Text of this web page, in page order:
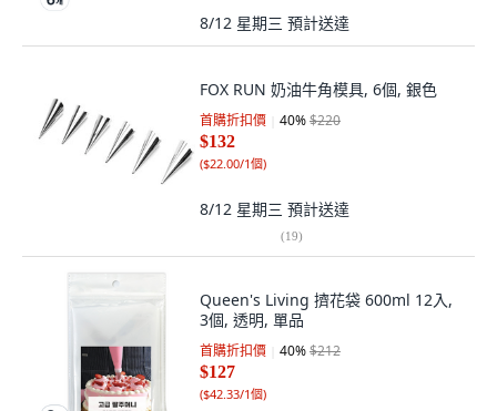
8/12 星期三 預計送達
FOX RUN 奶油牛角模具, 6個, 銀色
首購折扣價 40%$220
$132
($22.00/1個)
8/12 星期三 預計送達
(19)
Queen's Living 擠花袋 600ml 12入,
3個, 透明, 單品
首購折扣價 40%$212
$127
($42.33/1個)